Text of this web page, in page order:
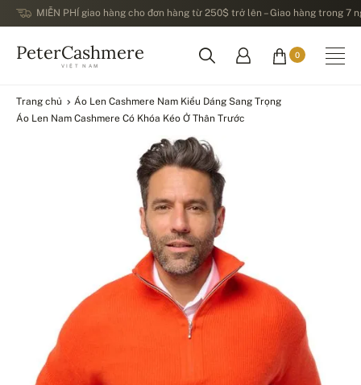
MIỄN PHÍ giao hàng cho đơn hàng từ 250$ trở lên – Giao hàng trong 7
PeterCashmere
VIỆT NAM
0
Trang chủ
Áo Len Cashmere Nam Kiểu Dáng Sang Trọng
Áo Len Nam Cashmere Có Khóa Kéo Ở Thân Trước